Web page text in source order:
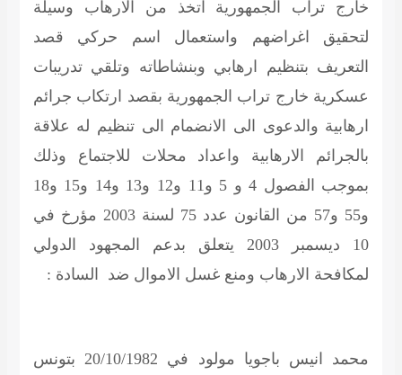
خارج تراب الجمهورية اتخذ من الارهاب وسيلة
لتحقيق اغراضهم واستعمال اسم حركي قصد
التعريف بتنظيم ارهابي وبنشاطاته وتلقي تدريبات
عسكرية خارج تراب الجمهورية بقصد ارتكاب جرائم
ارهابية والدعوى الى الانضمام الى تنظيم له علاقة
بالجرائم الارهابية واعداد محلات للاجتماع وذلك
بموجب الفصول 4 و 5 و11 و12 و13 و14 و15 و18
و55 و57 من القانون عدد 75 لسنة 2003 مؤرخ في
10 ديسمبر 2003 يتعلق بدعم المجهود الدولي
لمكافحة الارهاب ومنع غسل الاموال ضد السادة :
محمد انيس باجويا مولود في 20/10/1982 بتونس